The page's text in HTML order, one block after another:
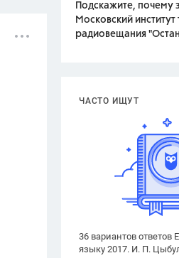
Подскажите, почему
Московский институт
радиовещания
ЧАСТО ИЩУТ
36 вариантов ответов
языку 2017. И. П.